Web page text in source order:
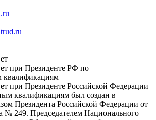
при Президенте РФ по
квалификациям
при Президенте Российской Федерации
квалификациям был создан в
Президента Российской Федерации от
№ 249. Председателем Национального